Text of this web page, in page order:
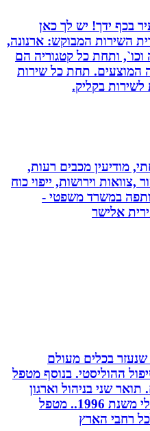
בכף ידך! יש לך כאן
המבוקש: ארנונה,
ותחת כל קטגוריה הם
תחת כל שירות
בקליק.
מכבים רעות,
וירושות, ייפוי כוח
במשרד משפטי -
אלישר
בכלים מעולם
ההוליסטי. בנוסף מטפל
שני בניהול וארגון
מערכות חינוך. ניסיון טיפולי משנת 1996.. מטפל
רחבי הארץ